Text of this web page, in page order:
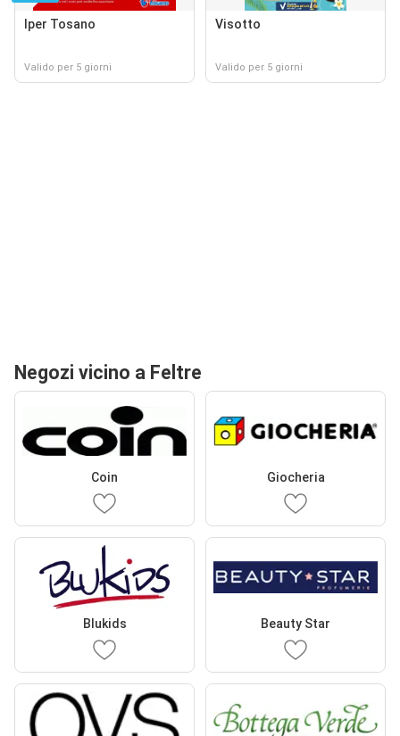
Iper Tosano
Valido per 5 giorni
Visotto
Valido per 5 giorni
Negozi vicino a Feltre
Coin Giocheria
Blukids Beauty Star